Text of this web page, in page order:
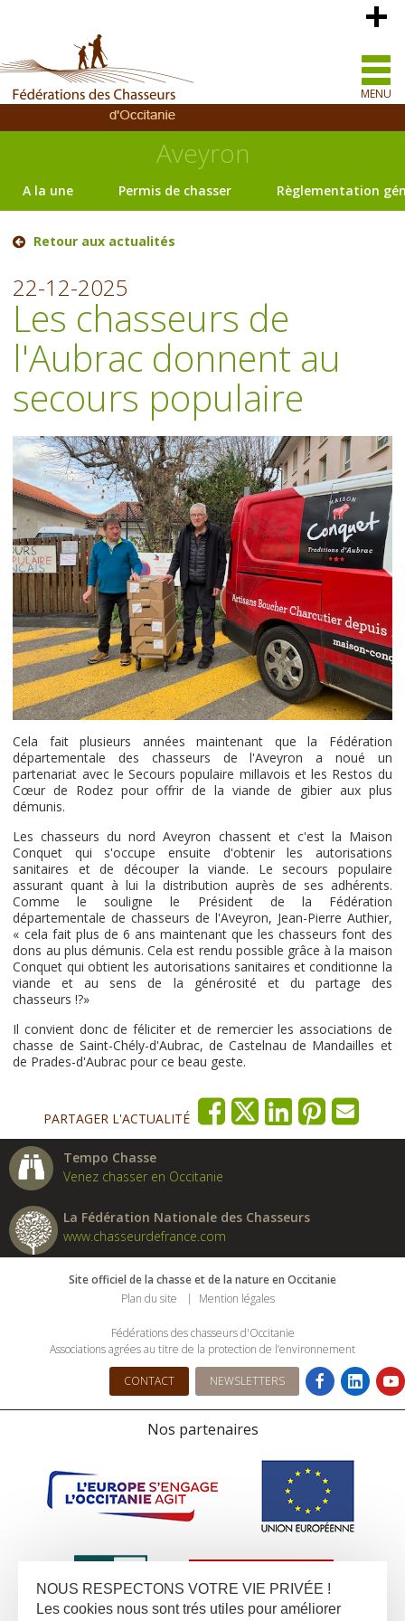
MENU
Aveyron
A la une Permis de chasser Règlementation
Retour aux actualités
22-12-2025
Les chasseurs de
l'Aubrac donnent au
secours populaire
Cela fait plusieurs années maintenant que la Fédération
départementale des chasseurs de l'Aveyron a noué un
partenariat avec le Secours populaire millavois et les Restos du
Cœur de Rodez pour offrir de la viande de gibier aux plus
démunis.
Les chasseurs du nord Aveyron chassent et c'est la Maison
Conquet qui s'occupe ensuite d'obtenir les autorisations
sanitaires et de découper la viande. Le secours populaire
assurant quant à lui la distribution auprès de ses adhérents.
Comme le souligne le Président de la Fédération
départementale de chasseurs de l'Aveyron, Jean-Pierre Authier,
« cela fait plus de 6 ans maintenant que les chasseurs font des
dons au plus démunis. Cela est rendu possible grâce à la maison
Conquet qui obtient les autorisations sanitaires et conditionne la
viande et au sens de la générosité et du partage des
chasseurs !?»
Il convient donc de féliciter et de remercier les associations de
chasse de Saint-Chély-d'Aubrac, de Castelnau de Mandailles et
de Prades-d'Aubrac pour ce beau geste.
PARTAGER L'ACTUALITÉ
Tempo Chasse
Venez chasser en Occitanie
La Fédération Nationale des Chasseurs
www.chasseurdefrance.com
Site officiel de la chasse et de la nature en Occitanie
Plan du site
Mention légales
Fédérations des chasseurs d'Occitanie
Associations agrées au titre de la protection de l’environnement
CONTACT NEWSLETTERS
Nos partenaires
NOUS RESPECTONS VOTRE VIE PRIVÉE !
Les cookies nous sont trés utiles pour améliorer